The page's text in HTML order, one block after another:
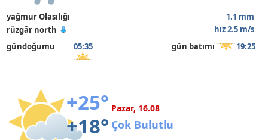
yağmur Olasılığı
1.1 mm
rüzgâr north
hız 2.5 m/s
gündoğumu
05:35 gün batımı 19:25
+25°
+18°
Pazar, 16.08
Çok Bulutlu